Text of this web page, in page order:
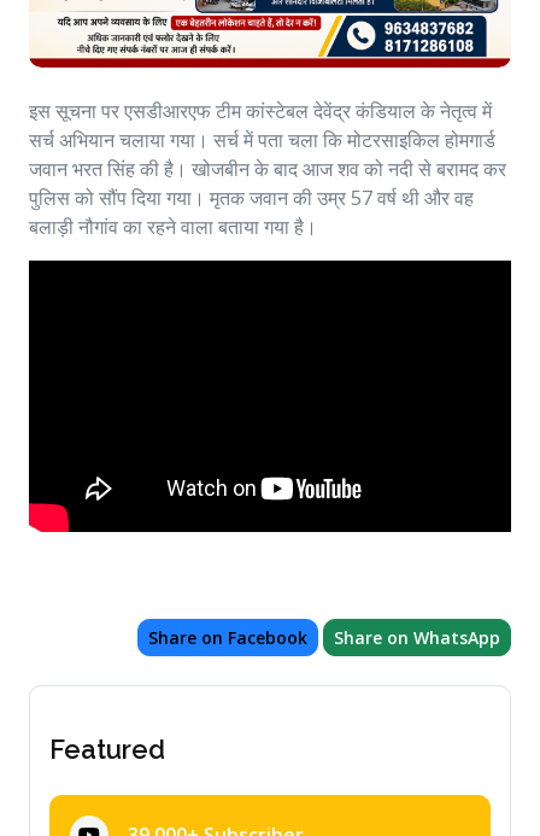
इस सूचना पर एसडीआरएफ टीम कांस्टेबल देवेंद्र कंडियाल के नेतृत्व में
सर्च अभियान चलाया गया। सर्च में पता चला कि मोटरसाइकिल होमगार्ड
जवान भरत सिंह की है। खोजबीन के बाद आज शव को नदी से बरामद कर
पुलिस को सौंप दिया गया। मृतक जवान की उम्र 57 वर्ष थी और वह
बलाड़ी नौगांव का रहने वाला बताया गया है।
Share on Facebook Share on WhatsApp
Featured